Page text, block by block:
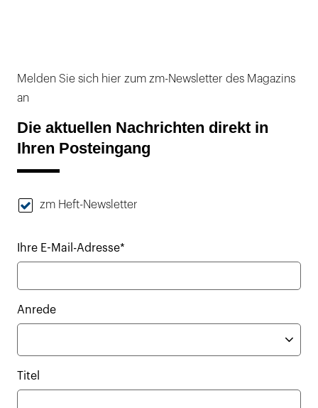
Melden Sie sich hier zum zm-Newsletter des Magazins
an
Die aktuellen Nachrichten direkt in
Ihren Posteingang
zm Heft-Newsletter
Ihre E-Mail-Adresse*
Anrede
Titel